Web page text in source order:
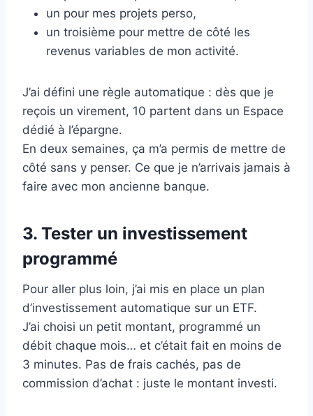
un pour mes projets perso,
un troisième pour mettre de côté les
revenus variables de mon activité.
J’ai défini une règle automatique : dès que je
reçois un virement, 10 partent dans un Espace
dédié à l’épargne.
En deux semaines, ça m’a permis de mettre de
côté sans y penser. Ce que je n’arrivais jamais à
faire avec mon ancienne banque.
3. Tester un investissement
programmé
Pour aller plus loin, j’ai mis en place un plan
d’investissement automatique sur un ETF.
J’ai choisi un petit montant, programmé un
débit chaque mois… et c’était fait en moins de
3 minutes. Pas de frais cachés, pas de
commission d’achat : juste le montant investi.